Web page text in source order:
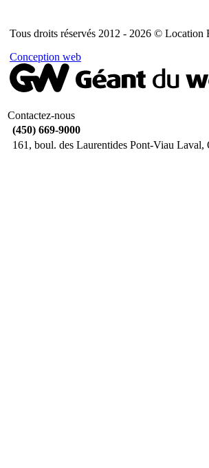
Tous droits réservés 2012 - 2026 © Location
Conception web
Contactez-nous
(450) 669-9000
161, boul. des Laurentides Pont-Viau